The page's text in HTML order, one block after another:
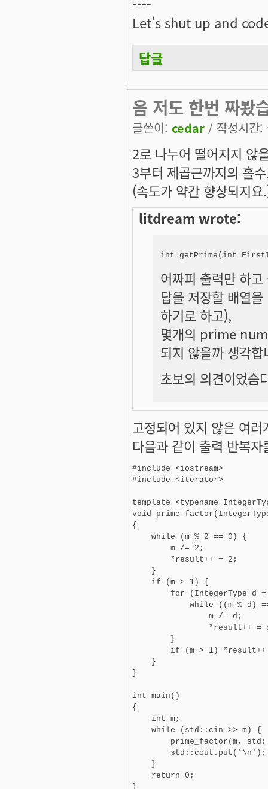
Let's shut up and
답글
음 저도 한번 짜봤
글쓴이: cedar / 작성시간
2로 나누어 떨어지지 않
3부터 제곱근까지의 홀
(속도가 약간 향상되지요
litdream wrote:
어짜피 출력만 하
답을 저장할 배열
하기로 하고),
몇개의 prime
되지 않을까 생각합
초보의 의견이었슴
고정되어 있지 않은 여
다음과 같이 출력 반복
#include <iostream>
#include <iterator>
template <typename
void
{
    while (m % 2 == 0) {
        m /= 2;
        *result++ = 2;
    }
    if (m > 1) {
for (IntegerType d
while ((m % d)
                m /= d;
*result++ =
        }
if (m > 1) *result++
    }
}
int main()
{
    int m;
    while (std::cin >> m) {
prime_factor(m,
        std::cout.put('\n');
    }
    return 0;